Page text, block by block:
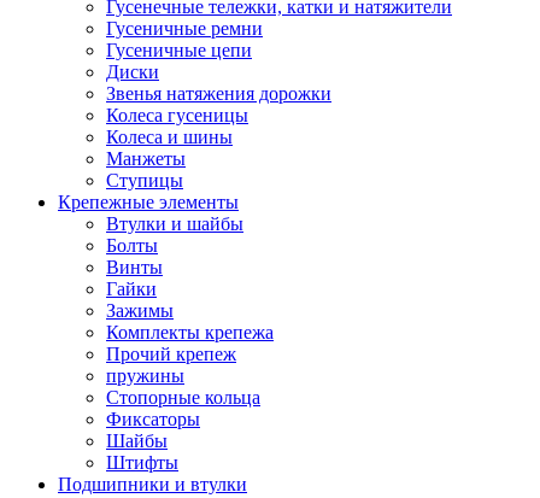
Гусенечные тележки, катки и натяжители
Гусеничные ремни
Гусеничные цепи
Диски
Звенья натяжения дорожки
Колеса гусеницы
Колеса и шины
Манжеты
Ступицы
Крепежные элементы
Втулки и шайбы
Болты
Винты
Гайки
Зажимы
Комплекты крепежа
Прочий крепеж
пружины
Стопорные кольца
Фиксаторы
Шайбы
Штифты
Подшипники и втулки